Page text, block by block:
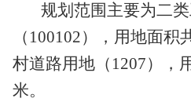
规划范围主要为二
（ 100102），用地面积
村道路用地（ 1207），
米。